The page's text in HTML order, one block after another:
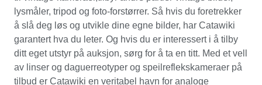
lysmåler, tripod og foto-forstørrer. Så hvis du foretrekker
å slå deg løs og utvikle dine egne bilder, har Catawiki
garantert hva du leter. Og hvis du er interessert i å tilby
ditt eget utstyr på auksjon, sørg for å ta en titt. Med et vell
av linser og daguerreotyper og speilreflekskameraer på
tilbud er Catawiki en veritabel havn for analoge